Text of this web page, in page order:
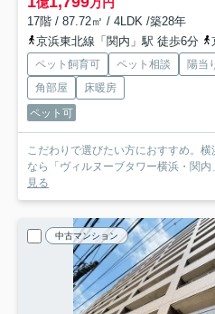
億 万円
17階 / 87.72㎡ / 4LDK /築28年
京浜東北線「関内」駅 徒歩6分
ペット飼育可 ペット相談 陽当
角部屋
床暖房
ペット可
こだわりで選びたい方におすすめ。
なら「ヴィルヌーブタワー横浜・関
見る
中古マンション